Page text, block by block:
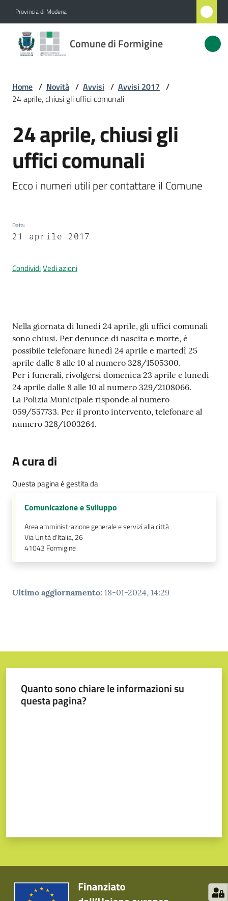
Provincia di Modena
Comune di Formigine
Comune
di
Novità
Menu selezionato
Servizi
Vivere
Prenotazione
l
r
t
a
M
e
gli
Seguici
Home / Novità / Avvisi / Avvisi 2017 /
24 aprile, chiusi gli uffici comunali
Salta al contenuto
24 aprile, chiusi gli
uffici comunali
Ecco i numeri utili per contattare il Comune
Data:
21 aprile 2017
CondividiVedi azioni
Contenuto
Nella giornata di lunedì 24 aprile, gli uffici comunali
sono chiusi. Per denunce di nascita e morte, è
possibile telefonare lunedì 24 aprile e martedì 25
aprile dalle 8 alle 10 al numero 328/1505300.
Per i funerali, rivolgersi domenica 23 aprile e lunedì
24 aprile dalle 8 alle 10 al numero 329/2108066.
La Polizia Municipale risponde al numero
059/557733. Per il pronto intervento, telefonare al
numero 328/1003264.
A cura di
Questa pagina è gestita da
Comunicazione e Sviluppo
Area amministrazione generale e servizi alla città
Via Unità d'Italia, 26
41043 Formigine
Ultimo aggiornamento: 18-01-2024, 14:29
Quanto sono chiare le informazioni su
questa pagina?